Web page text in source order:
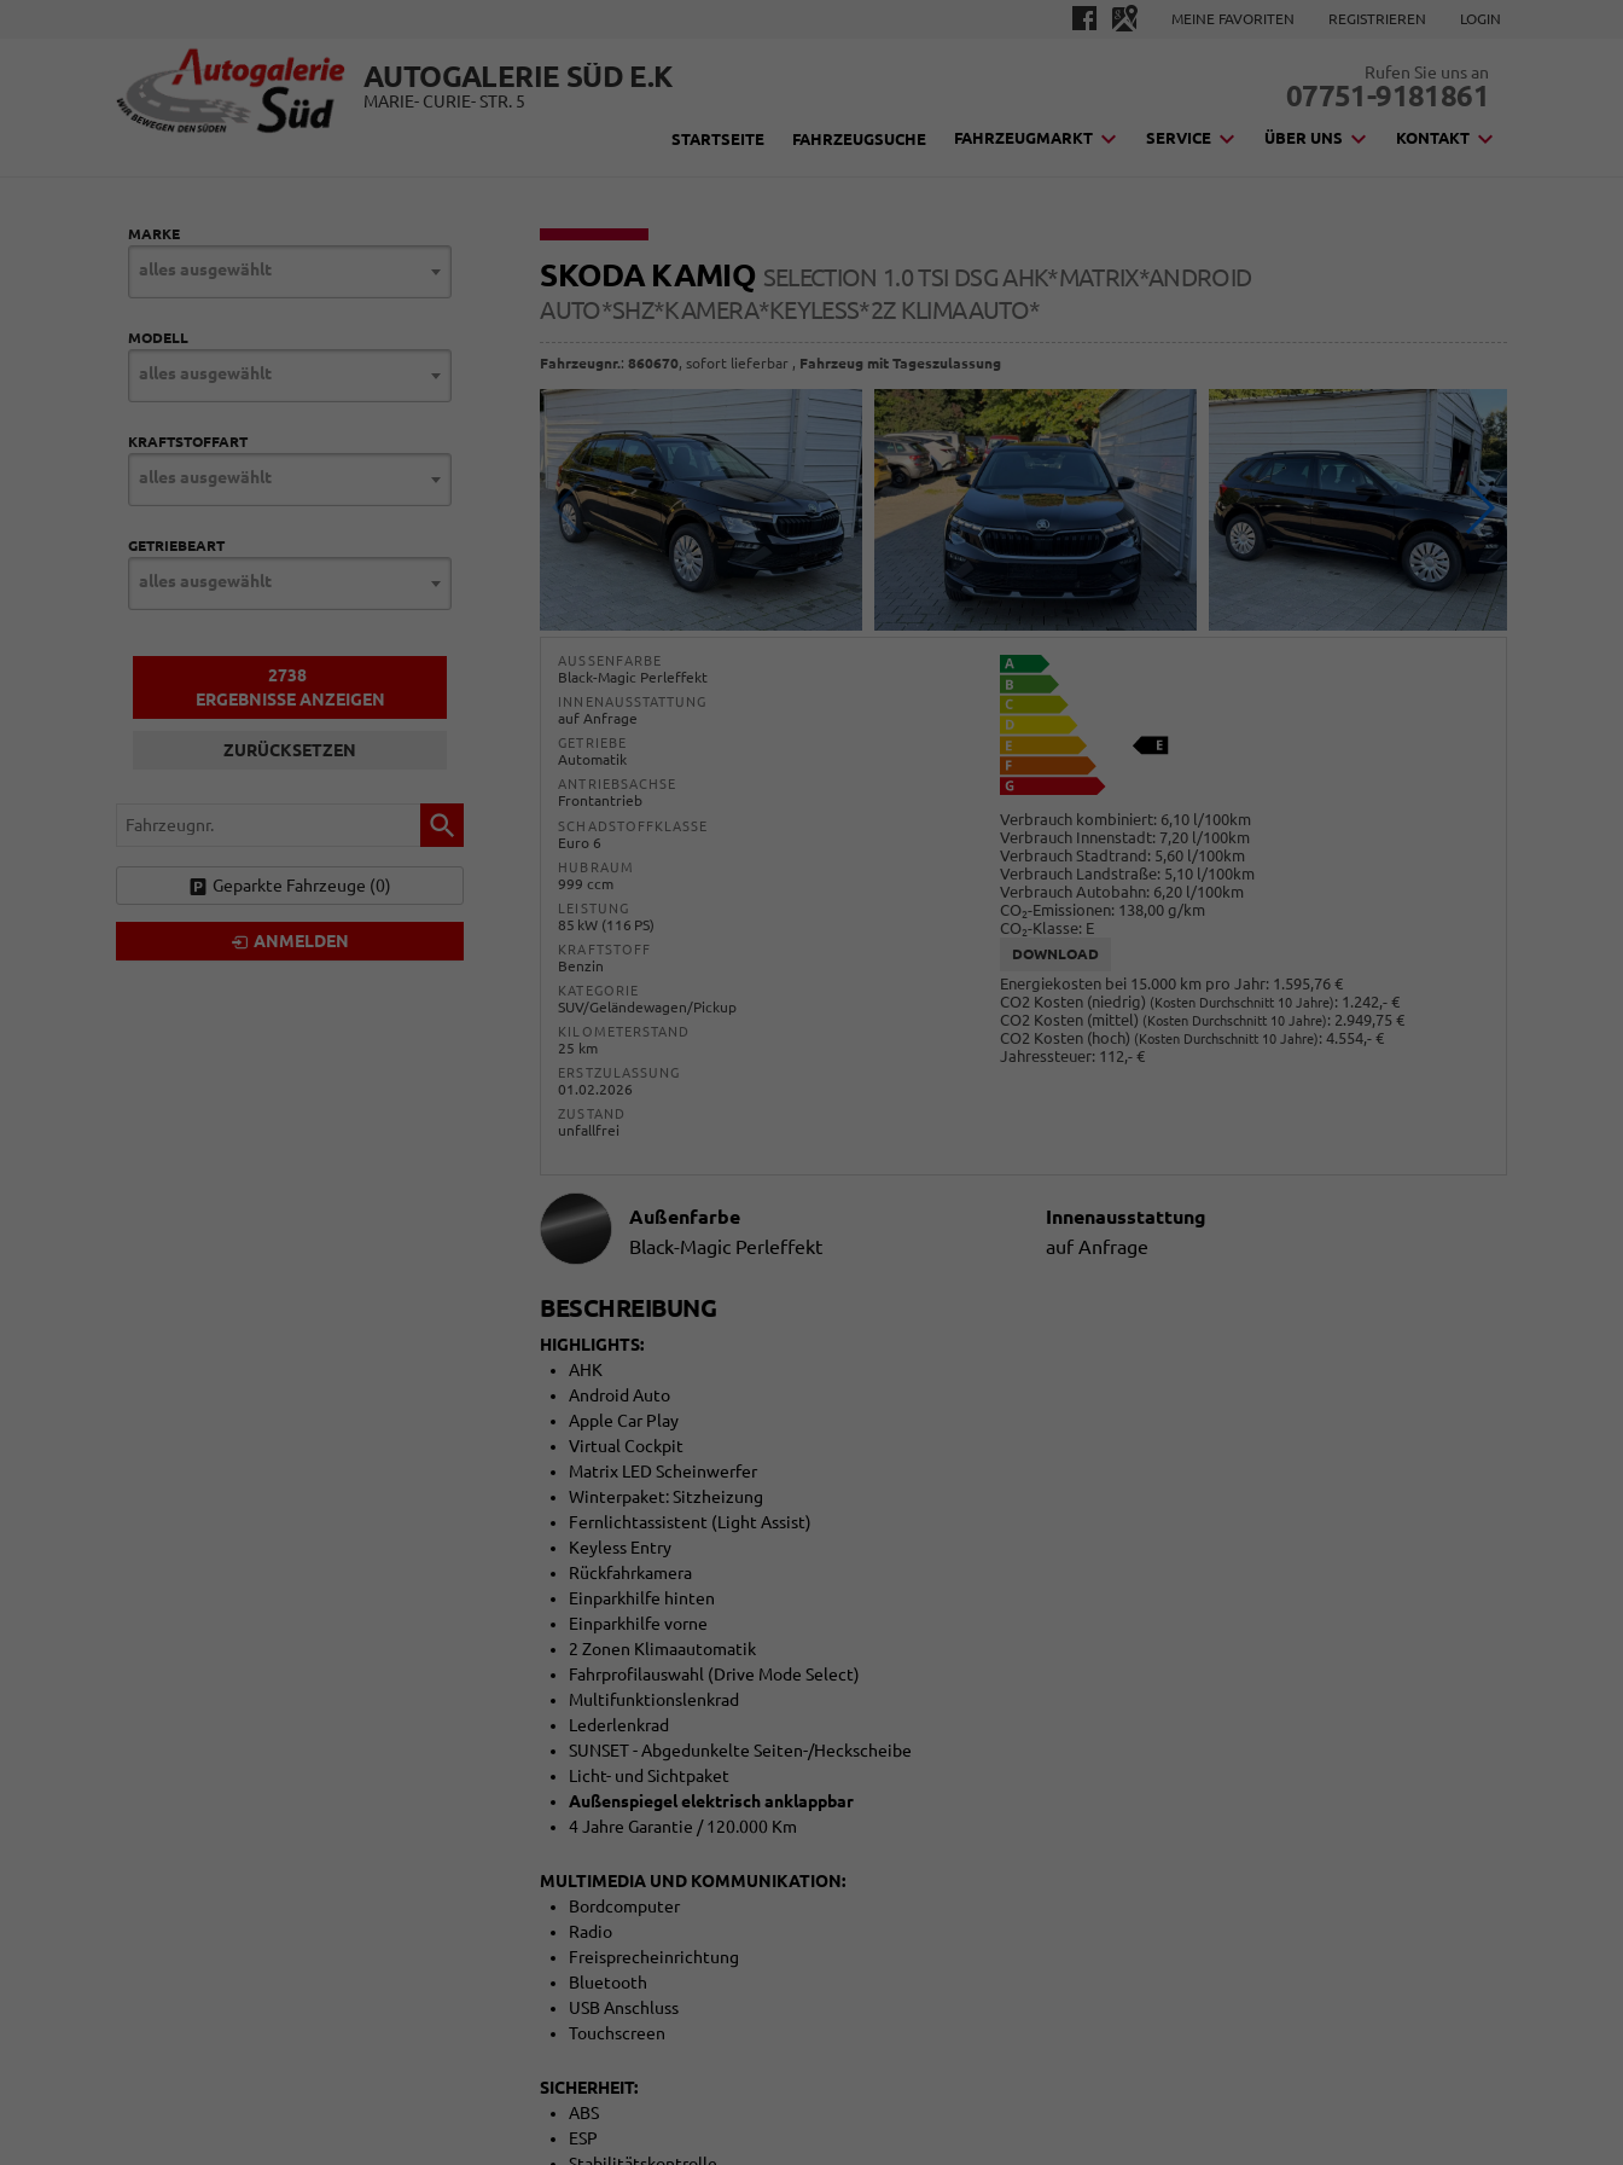
MEINE FAVORITEN REGISTRIEREN LOGIN
AUTOGALERIE SÜD E.K
MARIE- CURIE- STR. 5
Rufen Sie uns an
07751-9181861
STARTSEITE FAHRZEUGSUCHE FAHRZEUGMARKT SERVICE ÜBER UNS KONTAKT
SKODA KAMIQ SELECTION 1.0 TSI DSG AHK*MATRIX*ANDROID
AUTO*SHZ*KAMERA*KEYLESS*2Z KLIMAAUTO*
Fahrzeugnr.:860670,sofort lieferbar , Fahrzeug mit Tageszulassung
AUSSENFARBE
Black-Magic Perleffekt
INNENAUSSTATTUNG
auf Anfrage
GETRIEBE
Automatik
ANTRIEBSACHSE
Frontantrieb
SCHADSTOFFKLASSE
Euro 6
HUBRAUM
999 ccm
LEISTUNG
85 kW (116 PS)
KRAFTSTOFF
Benzin
KATEGORIE
SUV/Geländewagen/Pickup
KILOMETERSTAND
25 km
ERSTZULASSUNG
01.02.2026
ZUSTAND
unfallfrei
Verbrauch kombiniert: 6,10 l/100km
Verbrauch Innenstadt: 7,20 l/100km
Verbrauch Stadtrand: 5,60 l/100km
Verbrauch Landstraße: 5,10 l/100km
Verbrauch Autobahn: 6,20 l/100km
CO2-Emissionen: 138,00 g/km
CO2-Klasse: E
DOWNLOAD
Energiekosten bei 15.000 km pro Jahr: 1.595,76 €
CO2 Kosten (niedrig) (Kosten Durchschnitt 10 Jahre): 1.242,- €
CO2 Kosten (mittel) (Kosten Durchschnitt 10 Jahre): 2.949,75 €
CO2 Kosten (hoch) (Kosten Durchschnitt 10 Jahre): 4.554,- €
Jahressteuer: 112,- €
Außenfarbe
Black-Magic Perleffekt
Innenausstattung
auf Anfrage
BESCHREIBUNG
HIGHLIGHTS:
AHK
Android Auto
Apple Car Play
Virtual Cockpit
Matrix LED Scheinwerfer
Winterpaket: Sitzheizung
Fernlichtassistent (Light Assist)
Keyless Entry
Rückfahrkamera
Einparkhilfe hinten
Einparkhilfe vorne
2 Zonen Klimaautomatik
Fahrprofilauswahl (Drive Mode Select)
Multifunktionslenkrad
Lederlenkrad
SUNSET - Abgedunkelte Seiten-/Heckscheibe
Licht- und Sichtpaket
Außenspiegel elektrisch anklappbar
4 Jahre Garantie / 120.000 Km
MULTIMEDIA UND KOMMUNIKATION:
Bordcomputer
Radio
Freisprecheinrichtung
Bluetooth
USB Anschluss
Touchscreen
SICHERHEIT:
ABS
ESP
MARKE
alles ausgewählt
MODELL
alles ausgewählt
KRAFTSTOFFART
alles ausgewählt
GETRIEBEART
alles ausgewählt
2738
ERGEBNISSE ANZEIGEN
ZURÜCKSETZEN
Fahrzeugnr.
Geparkte Fahrzeuge (0)
ANMELDEN